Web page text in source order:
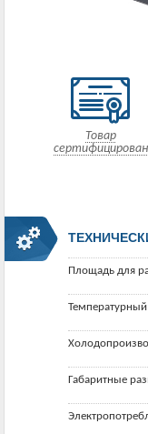
Товар
сертифицирован
Площадь для
Габаритные